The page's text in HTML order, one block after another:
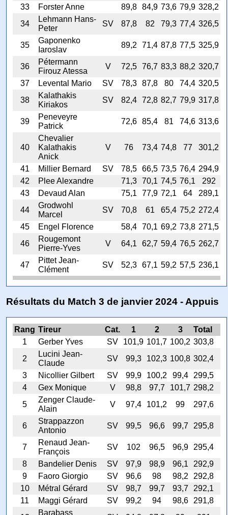
33
Forster Anne 89,8 84,9 73,6 79,9 328,2
34
Lehmann Hans-
Peter
SV 87,8 82 79,3 77,4 326,5
35
Gaponenko
Iaroslav
89,2 71,4 87,8 77,5 325,9
36
Pétermann
Firouz Atessa
V 72,5 76,7 83,3 88,2 320,7
37
Levental Mario SV 78,3 87,8 80 74,4 320,5
38
Kalathakis
Kiriakos
SV 82,4 72,8 82,7 79,9 317,8
39
Peneveyre
Patrick
72,6 85,4 81 74,6 313,6
40
Chevalier
Kalathakis
Anick
V 76 73,4 74,8 77 301,2
41 Millier Bernard SV 78,5 66,5 73,5 76,4 294,9
42
Plee Alexandre 71,3 70,1 74,5 76,1
292
43
Devaud Alan 75,1 77,9 72,1 64
289,1
44
Grodwohl
Marcel
SV 70,8 61 65,4 75,2 272,4
45
Engel Florence 58,4 70,1 69,2 73,8 271,5
46
Rougemont
Pierre-Yves
V 64,1 62,7 59,4 76,5 262,7
47
Pittet Jean-
Clément
SV 52,3 67,1 59,2 57,5 236,1
Résultats du Match 3 de janvier 2024 - Appuis
Rang Tireur Cat. 1 2 3
Total
1
Gerber Yves SV 101,9 101,7 100,2 303,8
2
Lucini Jean-
Claude
SV 99,3 102,3 100,8 302,4
3
Nicollier Gilbert SV 99,9 100,2 99,4
299,5
4
Gex Monique V 98,8 97,7 101,7 298,2
5
Zenger Claude-
Alain
V 97,4 101,2 99 297,6
6
Strappazzon
Antonio
SV 99,5 96,6 99,7 295,8
7
Renaud Jean-
François
SV 102 96,5 96,9
295,4
8
Bandelier Denis SV 97,9 98,9 96,1
292,9
9
Faoro Giorgio SV 96,6 98 98,2
292,8
10
Métral Gérard SV 98,7 99,7 93,7
292,1
11
Maggi Gérard SV 99,2 94 98,6
291,8
Barabass